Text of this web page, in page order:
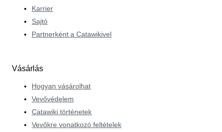
Karrier
Sajtó
Partnerként a Catawikivel
Vásárlás
Hogyan vásárolhat
Vevővédelem
Catawiki történetek
Vevőkre vonatkozó feltételek